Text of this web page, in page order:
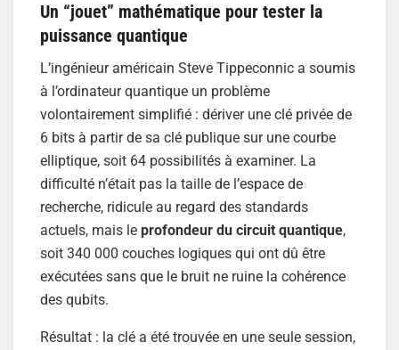
Un “jouet” mathématique pour tester la
puissance quantique
L’ingénieur américain Steve Tippeconnic a soumis
à l’ordinateur quantique un problème
volontairement simplifié : dériver une clé privée de
6 bits à partir de sa clé publique sur une courbe
elliptique, soit 64 possibilités à examiner. La
difficulté n’était pas la taille de l’espace de
recherche, ridicule au regard des standards
actuels, mais le profondeur du circuit quantique,
soit 340 000 couches logiques qui ont dû être
exécutées sans que le bruit ne ruine la cohérence
des qubits.
Résultat : la clé a été trouvée en une seule session,